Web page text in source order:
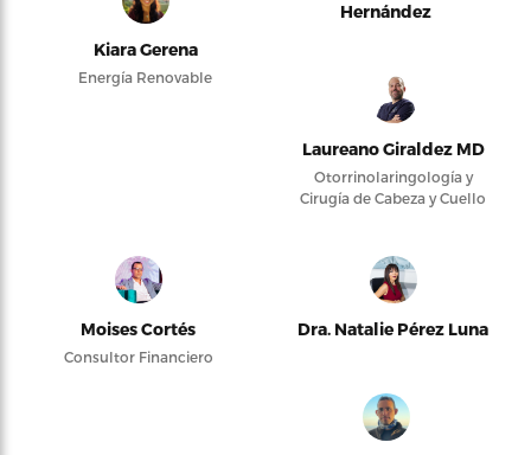
Kiara Gerena
Energía Renovable
Hernández
Laureano Giraldez MD
Otorrinolaringología y
Cirugía de Cabeza y Cuello
Moises Cortés
Consultor Financiero
Dra. Natalie Pérez Luna